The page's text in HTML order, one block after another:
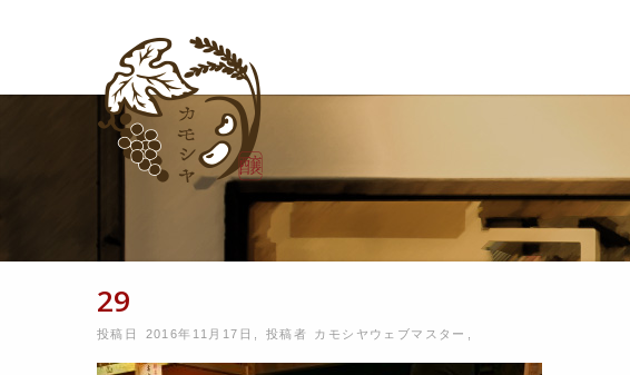
29
投稿日 2016年11月17日 投稿者 カモシヤウェブマスター